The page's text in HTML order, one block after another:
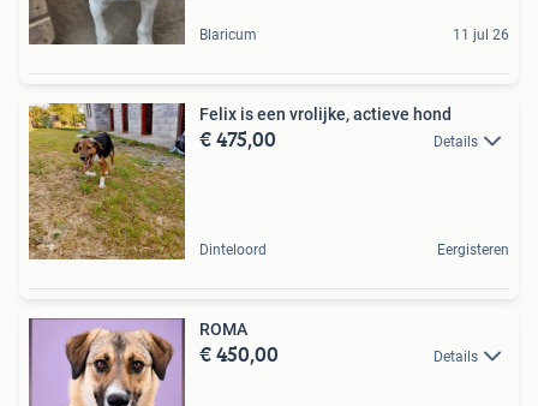
Blaricum 11 jul 26
Felix is een vrolijke, actieve hond
€ 475,00 Details
Dinteloord Eergisteren
ROMA
€ 450,00 Details